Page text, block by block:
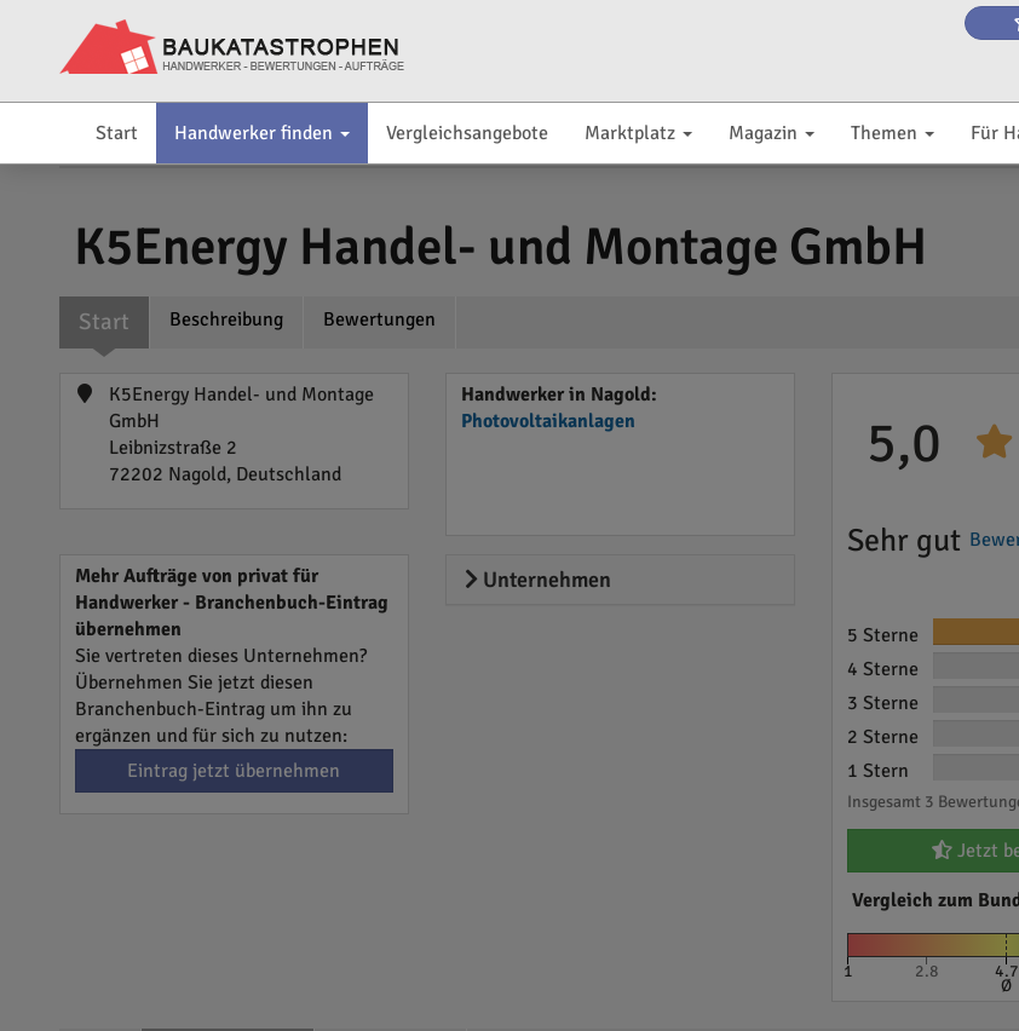
Start Handwerker finden Vergleichsangebote Marktplatz Magazin Themen Für
K5Energy Handel- und Montage GmbH
Start Beschreibung Bewertungen
K5Energy Handel- und Montage
GmbH
Leibnizstraße 2
72202 Nagold, Deutschland
Handwerker in Nagold:
Photovoltaikanlagen
Mehr Aufträge von privat für
Handwerker - Branchenbuch-Eintrag
übernehmen
Sie vertreten dieses Unternehmen?
Übernehmen Sie jetzt diesen
Branchenbuch-Eintrag um ihn zu
ergänzen und für sich zu nutzen:
Eintrag jetzt übernehmen
Unternehmen
5,0
Sehr gut
5 Sterne
4 Sterne
3 Sterne
2 Sterne
1 Stern
Insgesamt 3
Jetzt
Vergleich zum
1 2.8 4.7
Ø